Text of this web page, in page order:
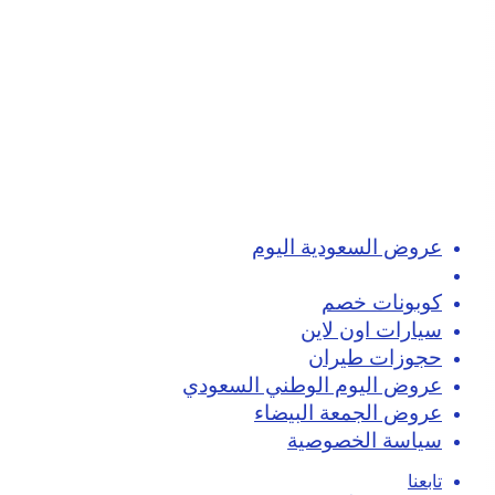
عروض السعودية اليوم
كوبونات خصم
سيارات اون لاين
حجوزات طيران
عروض اليوم الوطني السعودي
عروض الجمعة البيضاء
سياسة الخصوصية
تابعنا